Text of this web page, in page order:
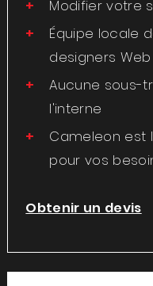
Modifier votre
Équipe locale
designers Web
Aucune sous-
l'interne
Cameleon est
pour vos
Obtenir un devis